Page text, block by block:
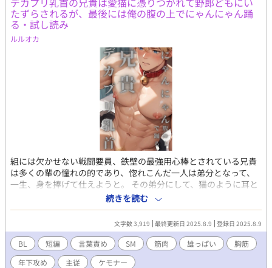
たずらされるが、最後には俺の腹の上でにゃんにゃん踊
る・試し読み
ルルオカ
組には欠かせない戦闘要員、鉄壁の最強用心棒とされている兄貴
は多くの輩の憧れの的であり、惚れこんだ一人は弟分となって、
一生、身を捧げて仕えようと。 その弟分にして、猫のように耳と
尻尾を生やし、首輪をつけた兄貴にびっくり、秘密のコンプレッ
クスを知っているだけにやきもきするが、おそれていたとおりに
発情期を迎えてしまって・・・。 現代ものの堅気でない人たちの
BL小説です。がんがんやりまくりのガチムチ受けR18。 こちらは
試し読みになります。 詳細を知れるブログのリンクは↓にありま
す。
続きを読む
文字数 3,919 最終更新日 2025.8.9 登録日 2025.8.9
BL 短編 言葉責め SM 筋肉 雄っぱい
胸筋
年下攻め
主従 ケモナー